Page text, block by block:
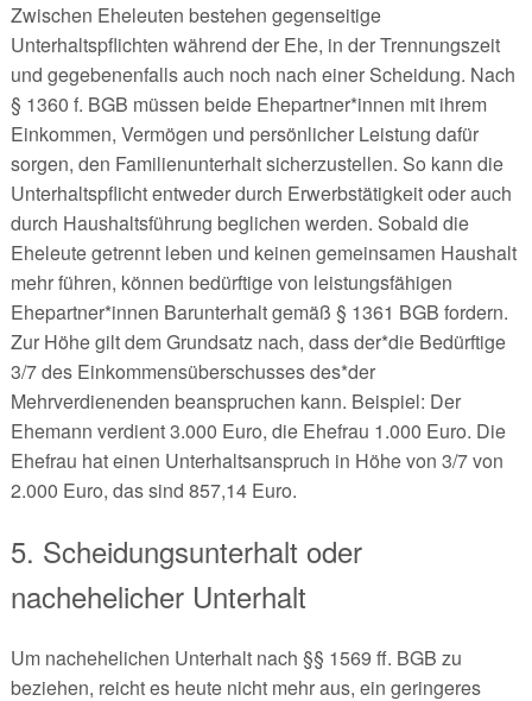
Zwischen Eheleuten bestehen gegenseitige
Unterhaltspflichten während der Ehe, in der Trennungszeit
und gegebenenfalls auch noch nach einer Scheidung. Nach
§ 1360 f. BGB müssen beide Ehepartner*innen mit ihrem
Einkommen, Vermögen und persönlicher Leistung dafür
sorgen, den Familienunterhalt sicherzustellen. So kann die
Unterhaltspflicht entweder durch Erwerbstätigkeit oder auch
durch Haushaltsführung beglichen werden. Sobald die
Eheleute getrennt leben und keinen gemeinsamen Haushalt
mehr führen, können bedürftige von leistungsfähigen
Ehepartner*innen Barunterhalt gemäß § 1361 BGB fordern.
Zur Höhe gilt dem Grundsatz nach, dass der*die Bedürftige
3/7 des Einkommensüberschusses des*der
Mehrverdienenden beanspruchen kann. Beispiel: Der
Ehemann verdient 3.000 Euro, die Ehefrau 1.000 Euro. Die
Ehefrau hat einen Unterhaltsanspruch in Höhe von 3/7 von
2.000 Euro, das sind 857,14 Euro.
5. Scheidungsunterhalt oder
nachehelicher Unterhalt
Um nachehelichen Unterhalt nach §§ 1569 ff. BGB zu
beziehen, reicht es heute nicht mehr aus, ein geringeres